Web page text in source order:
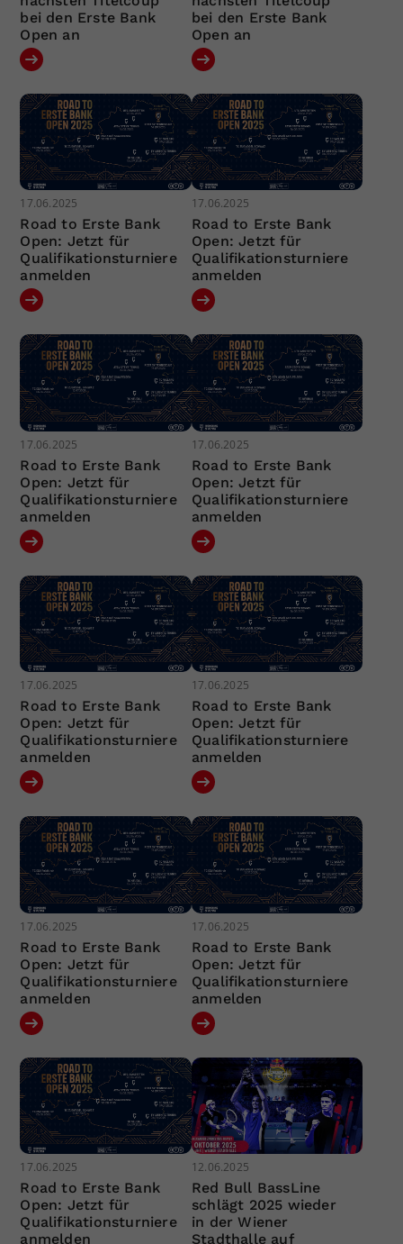
bei den Erste Bank
Open an
bei den Erste Bank
Open an
17.06.2025
Road to Erste Bank
Open: Jetzt für
Qualifikationsturniere
anmelden
17.06.2025
Road to Erste Bank
Open: Jetzt für
Qualifikationsturniere
anmelden
17.06.2025
Road to Erste Bank
Open: Jetzt für
Qualifikationsturniere
anmelden
17.06.2025
Road to Erste Bank
Open: Jetzt für
Qualifikationsturniere
anmelden
17.06.2025
Road to Erste Bank
Open: Jetzt für
Qualifikationsturniere
anmelden
17.06.2025
Road to Erste Bank
Open: Jetzt für
Qualifikationsturniere
anmelden
17.06.2025
Road to Erste Bank
Open: Jetzt für
Qualifikationsturniere
anmelden
17.06.2025
Road to Erste Bank
Open: Jetzt für
Qualifikationsturniere
anmelden
17.06.2025
Road to Erste Bank
Open: Jetzt für
Qualifikationsturniere
anmelden
12.06.2025
Red Bull BassLine
schlägt 2025 wieder
in der Wiener
Stadthalle auf